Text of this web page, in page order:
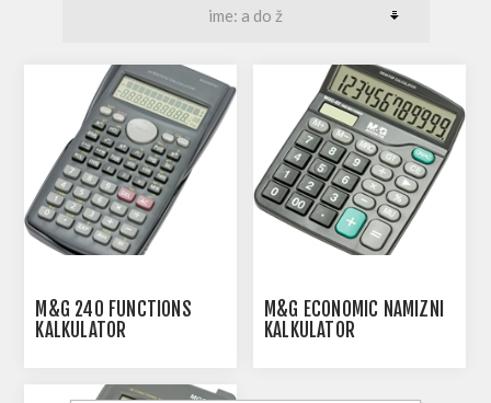
M&G 240 FUNCTIONS
KALKULATOR
M&G ECONOMIC NAMIZNI
KALKULATOR